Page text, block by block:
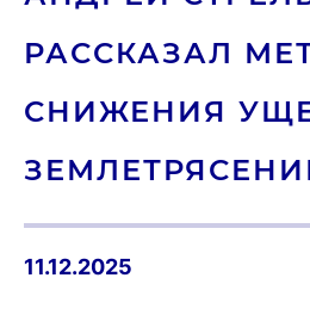
РАС­СКА­ЗАЛ
СНИ­ЖЕНИЯ
11.12.2025